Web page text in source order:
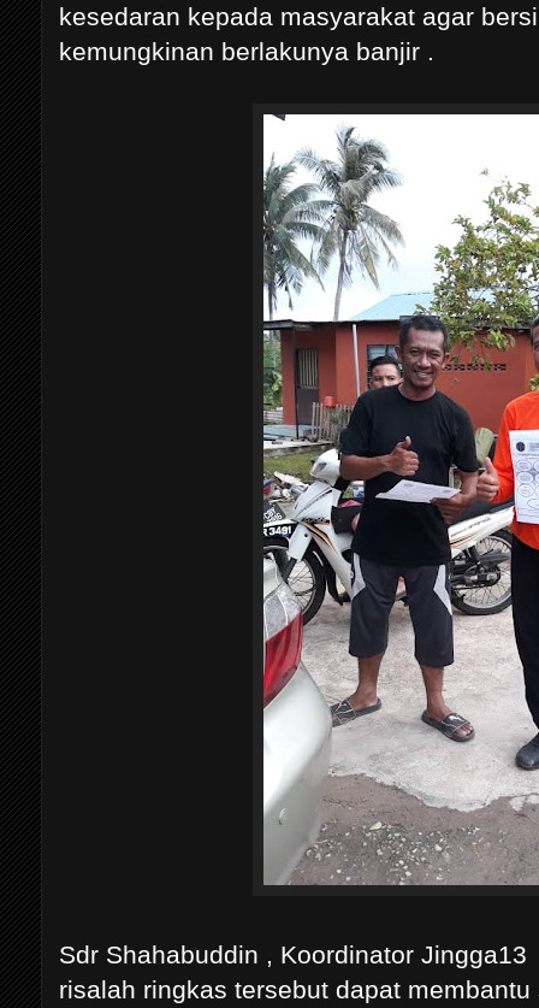
kesedaran kepada masyarakat agar
kemungkinan berlakunya banjir .
Sdr Shahabuddin , Koordinator
risalah ringkas tersebut dapat